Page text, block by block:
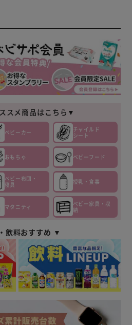
スメ商品はこちら▼
ベビーカー
チャイルド
シート
おもちゃ ベビーフード
ベビー布団・
寝具
授乳・食事
マタニティ
ベビー家具・収
納
飲料おすすめ ▼